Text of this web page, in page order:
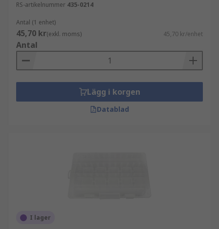
RS-artikelnummer 435-0214
Antal (1 enhet)
45,70 kr(exkl. moms) 45,70 kr/enhet
Antal
Lägg i korgen
Datablad
I lager